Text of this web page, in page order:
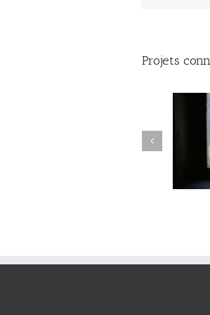
Projets